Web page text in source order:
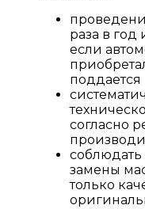
раза в год
если
согласно
замены
только